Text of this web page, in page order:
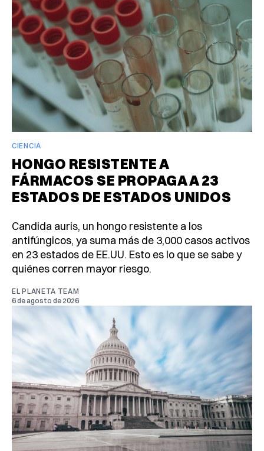
CIENCIA
HONGO RESISTENTE A
FÁRMACOS SE PROPAGA A 23
ESTADOS DE ESTADOS UNIDOS
Candida auris, un hongo resistente a los
antifúngicos, ya suma más de 3,000 casos activos
en 23 estados de EE.UU. Esto es lo que se sabe y
quiénes corren mayor riesgo.
EL PLANETA TEAM
6 de agosto de 2026